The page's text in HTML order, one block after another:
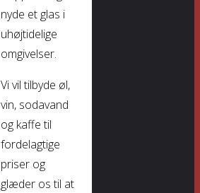
nyde et glas i
uhøjtidelige
omgivelser.
Vi vil tilbyde øl,
vin, sodavand
og kaffe til
fordelagtige
priser og
glæder os til at